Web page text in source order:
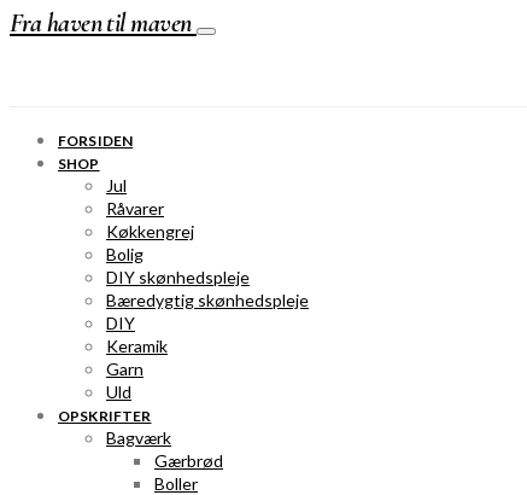
Fra haven til maven
FORSIDEN
SHOP
Jul
Råvarer
Køkkengrej
Bolig
DIY skønhedspleje
Bæredygtig skønhedspleje
DIY
Keramik
Garn
Uld
OPSKRIFTER
Bagværk
Gærbrød
Boller